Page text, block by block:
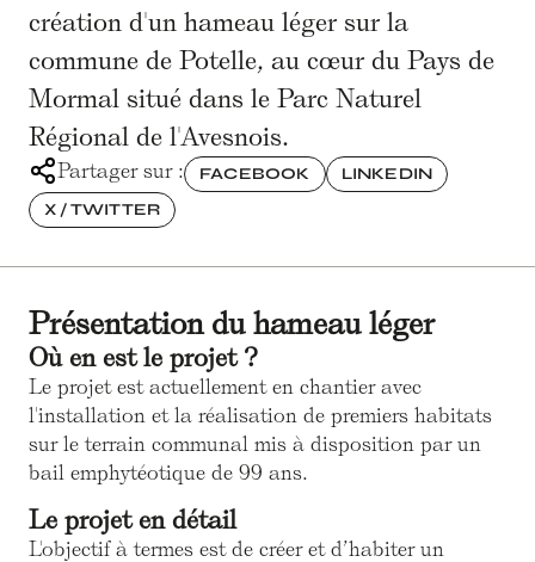
création d'un hameau léger sur la
commune de Potelle, au cœur du Pays de
Mormal situé dans le Parc Naturel
Régional de l'Avesnois.
Partager sur : FACEBOOK
LINKEDIN
X / TWITTER
Présentation du hameau léger
Où en est le projet ?
Le projet est actuellement en chantier avec
l'installation et la réalisation de premiers habitats
sur le terrain communal mis à disposition par un
bail emphytéotique de 99 ans.
Le projet en détail
L'objectif à termes est de créer et d’habiter un